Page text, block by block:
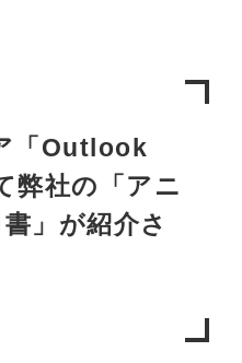
「Outlook
弊社の「アニ
」が紹介さ